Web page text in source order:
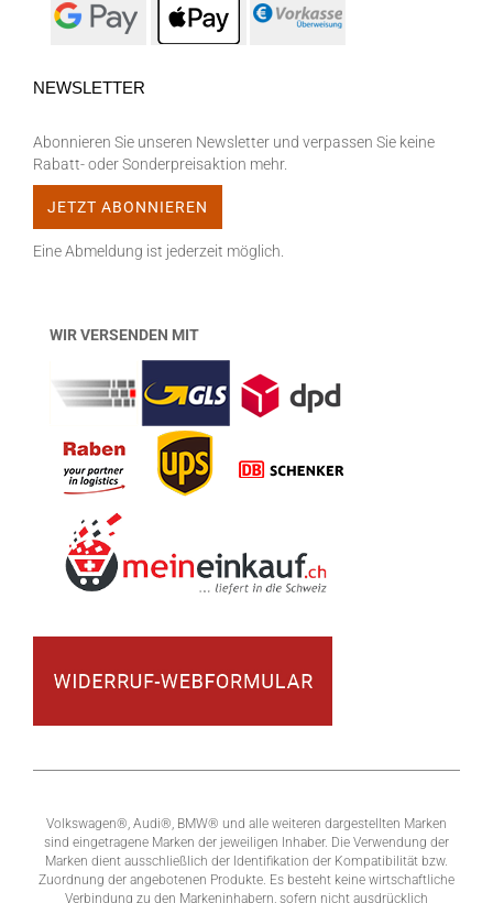
NEWSLETTER
Abonnieren Sie unseren Newsletter und verpassen Sie keine
Rabatt- oder Sonderpreisaktion mehr.
Eine Abmeldung ist jederzeit möglich.
WIR VERSENDEN MIT
Volkswagen®, Audi®, BMW® und alle weiteren dargestellten Marken
sind eingetragene Marken der jeweiligen Inhaber. Die Verwendung der
Marken dient ausschließlich der Identifikation der Kompatibilität bzw.
Zuordnung der angebotenen Produkte. Es besteht keine wirtschaftliche
Verbindung zu den Markeninhabern, sofern nicht ausdrücklich